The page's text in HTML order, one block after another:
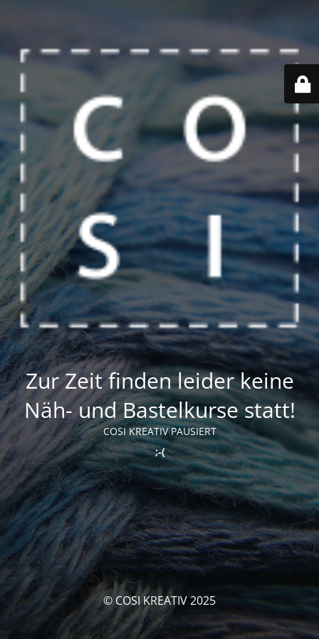
Zur Zeit finden leider keine
Näh- und Bastelkurse statt!
COSI KREATIV PAUSIERT
;-(
© COSI KREATIV 2025